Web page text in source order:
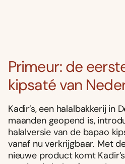
Primeur: de
kipsaté van
Kadir’s, een halalbakkerij in
maanden geopend is,
halalversie van de bapao
vanaf nu verkrijgbaar. Met
nieuwe product komt